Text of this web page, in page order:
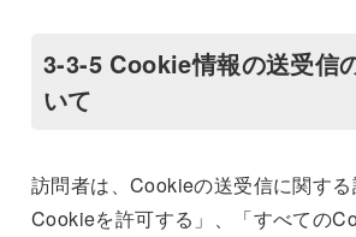
3-3-5 Cookie情報の送受信
いて
訪問者は、Cookieの送受信に関す
Cookieを許可する」、「すべての